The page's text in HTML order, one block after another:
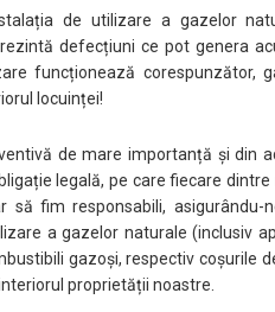
de utilizare a gazelor
defecțiuni ce pot genera
funcționează corespunzător,
locuinței!
de mare importanță și din
legală, pe care fiecare dintre
să fim responsabili, asigurându-
a gazelor naturale (inclusiv
gazoși, respectiv coșurile
proprietății noastre.